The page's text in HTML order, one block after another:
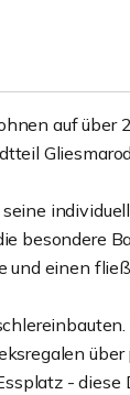
auf über
besondere
und einen
-